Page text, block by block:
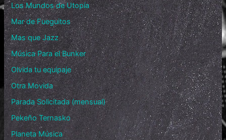
Los Mundos de Utopía
Mar de Fueguitos
Mas que Jazz
Música Para el Bunker
Olvida tu equipaje
Otra Movida
Parada Solicitada (mensual)
Pekeño Ternasko
Planeta Música